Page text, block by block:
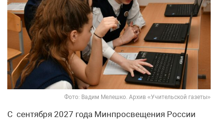
Фото: Вадим Мелешко. Архив «Учительской газеты»
С сентября 2027 года Минпросвещения России